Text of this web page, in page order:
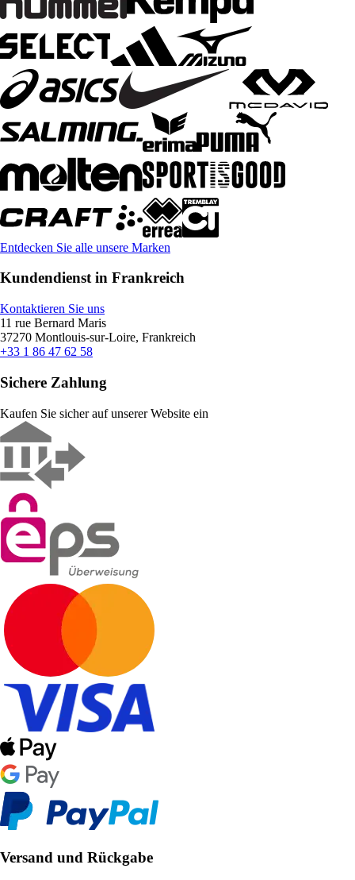
Entdecken Sie alle unsere Marken
Kundendienst in Frankreich
Kontaktieren Sie uns
11 rue Bernard Maris
37270 Montlouis-sur-Loire, Frankreich
+33 1 86 47 62 58
Sichere Zahlung
Kaufen Sie sicher auf unserer Website ein
Versand und Rückgabe